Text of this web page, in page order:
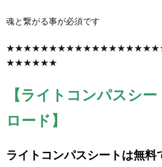
魂と繋がる事が必須です
★★★★★★
【ライトコンパスシ
ロード】
ライトコンパスシートは無料